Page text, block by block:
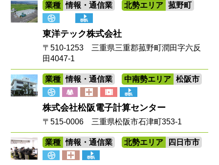
業種 情報・通信業 北勢エリア 菰野町
東洋テック株式会社
〒510-1253 三重県三重郡菰野町潤田字六反
田4047-1
業種 情報・通信業 中南勢エリア 松阪市
株式会社松阪電子計算センター
〒515-0006 三重県松阪市石津町353-1
業種 情報・通信業 北勢エリア 四日市市